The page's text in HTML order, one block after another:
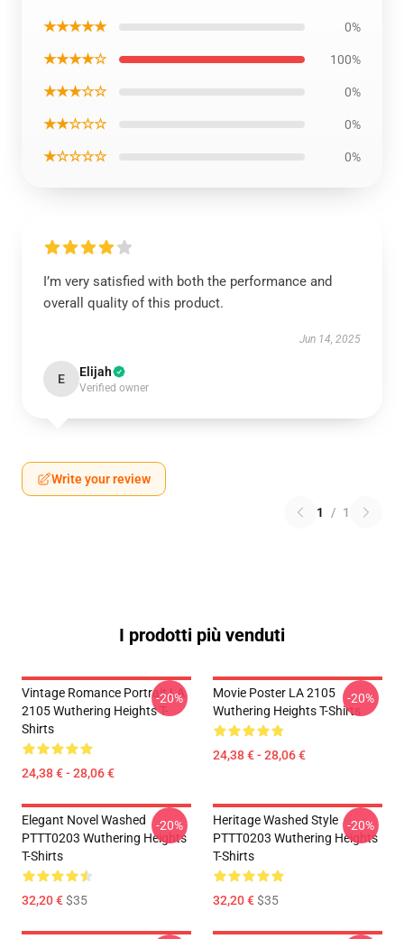
★★★★★ 0%
★★★★☆ 100%
★★★☆☆ 0%
★★☆☆☆ 0%
★☆☆☆☆ 0%
I’m very satisfied with both the performance and
overall quality of this product.
Jun 14, 2025
E Elijah
Verified owner
Write your review
1 / 1
I prodotti più venduti
Vintage Romance Portrait LA
2105 Wuthering Heights T-
Shirts
24,38 € - 28,06 €
-20%
Movie Poster LA 2105
Wuthering Heights T-Shirts
24,38 € - 28,06 €
-20%
Elegant Novel Washed
PTTT0203 Wuthering Heights
T-Shirts
32,20 €$35
-20%
Heritage Washed Style
PTTT0203 Wuthering Heights
T-Shirts
32,20 €$35
-20%